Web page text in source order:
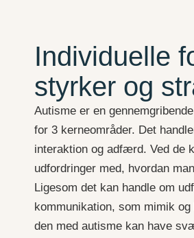
Individuelle
styrker og
Autisme er en
for 3 kerneområder. Det
interaktion og adfærd. Ved de
udfordringer med, hvordan
Ligesom det kan handle om
kommunikation, som mimik
den med autisme kan have